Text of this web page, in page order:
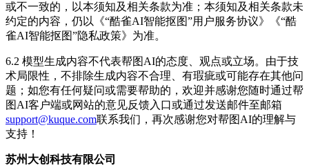
或不一致的，以本须知及相关条款为准；本须知及相关条款未
约定的内容，仍以《“酷雀AI智能抠图”用户服务协议》《“酷
雀AI智能抠图”隐私政策》为准。
6.2 模型生成内容不代表帮图AI的态度、观点或立场。由于技
术局限性，不排除生成内容不合理、有瑕疵或可能存在其他问
题；如您有任何疑问或需要帮助的，欢迎并感谢您随时通过帮
图AI客户端或网站的意见反馈入口或通过发送邮件至邮箱
support@kuque.com联系我们，再次感谢您对帮图AI的理解与
支持！
苏州大创科技有限公司